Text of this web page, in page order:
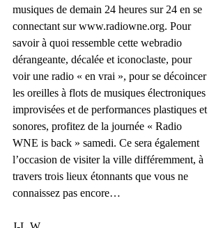
musiques de demain 24 heures sur 24 en se
connectant sur www.radiowne.org. Pour
savoir à quoi ressemble cette webradio
dérangeante, décalée et iconoclaste, pour
voir une radio « en vrai », pour se décoincer
les oreilles à flots de musiques électroniques
improvisées et de performances plastiques et
sonores, profitez de la journée « Radio
WNE is back » samedi. Ce sera également
l’occasion de visiter la ville différemment, à
travers trois lieux étonnants que vous ne
connaissez pas encore…